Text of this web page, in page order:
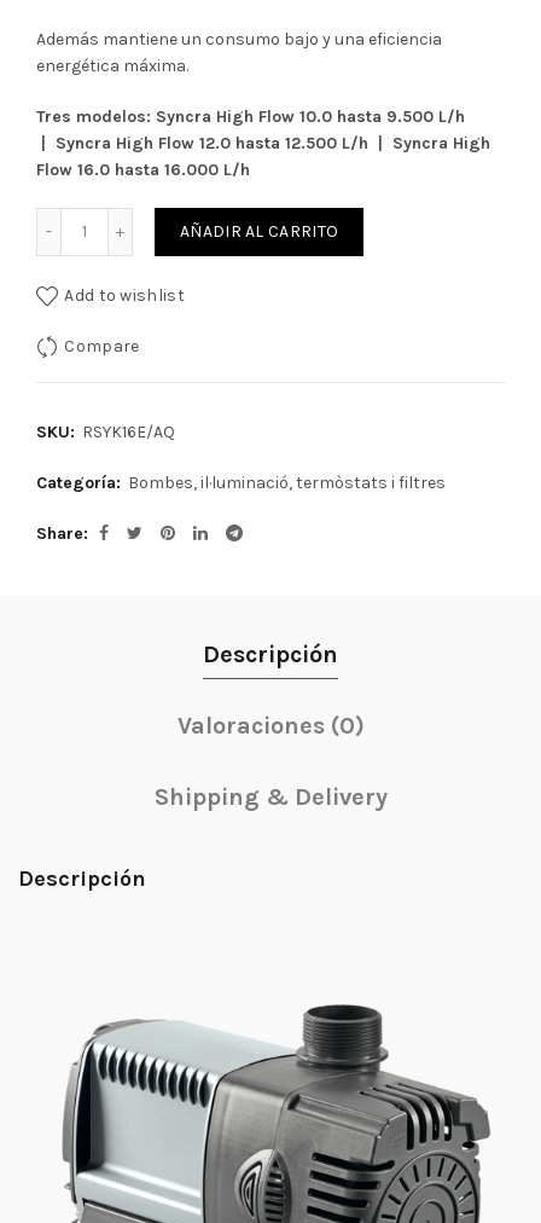
Además mantiene un consumo bajo y una eficiencia
energética máxima.
Tres modelos: Syncra High Flow 10.0 hasta 9.500 L/h
Syncra High Flow 12.0 hasta 12.500 L/h | Syncra High
Flow 16.0 hasta 16.000 L/h
AÑADIR AL CARRITO
Add to wishlist
Compare
SKU: RSYK16E/AQ
Categoría: Bombes, il·luminació, termòstats i filtres
Share
Descripción
Valoraciones (0)
Shipping & Delivery
Descripción